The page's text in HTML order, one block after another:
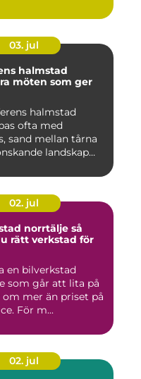
03. jul
halmstad
möten som ger
halmstad
ofta med
sand mellan tårna
landskap
02. jul
norrtälje så
rätt verkstad för
en bilverkstad
som går att lita på
om mer än priset på
För m...
02. jul